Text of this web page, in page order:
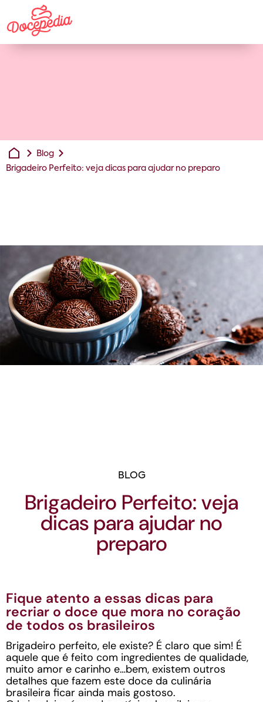
Blog
Brigadeiro Perfeito: veja dicas para ajudar no preparo
BLOG
Brigadeiro Perfeito: veja
dicas para ajudar no
preparo
Fique atento a essas dicas para
recriar o doce que mora no coração
de todos os brasileiros
Brigadeiro perfeito, ele existe? É claro que sim! É
aquele que é feito com ingredientes de qualidade,
muito amor e carinho e…bem, existem outros
detalhes que fazem este doce da culinária
brasileira ficar ainda mais gostoso.